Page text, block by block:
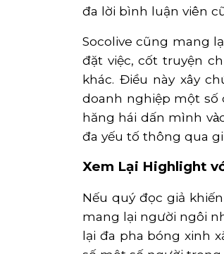
đa lời bình luận viên
Socolive cũng mang
đặt việc, cốt truyện
khác. Điều này xây
doanh nghiệp một số
hăng hái dấn mình
đa yếu tố thông qua
Xem Lại Highlight
Nếu quý đọc giả
mang lại người ngôi
lại đa pha bóng xinh